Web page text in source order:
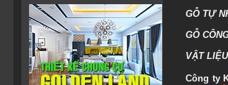
GỖ TỰ
GỖ
VẬT
Công ty